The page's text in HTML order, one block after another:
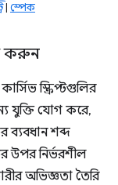
| স্পেক
করুন
স্ক্রিপ্টগুলির
যুক্তি যোগ করে,
ব্যবধান শব্দ
উপর নির্ভরশীল
অভিজ্ঞতা তৈরি